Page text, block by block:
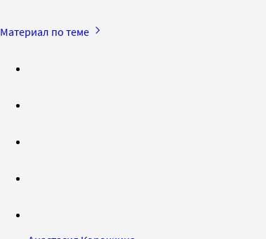
Материал по теме